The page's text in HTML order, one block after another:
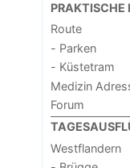
PRAKTISCHE
Route
- Parken
- Küstetram
Medizin
Forum
Westflandern